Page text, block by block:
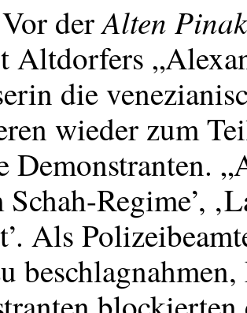
derAlten
Altdorfers
die
wieder zum
Demonstranten.
Regime’,
Als